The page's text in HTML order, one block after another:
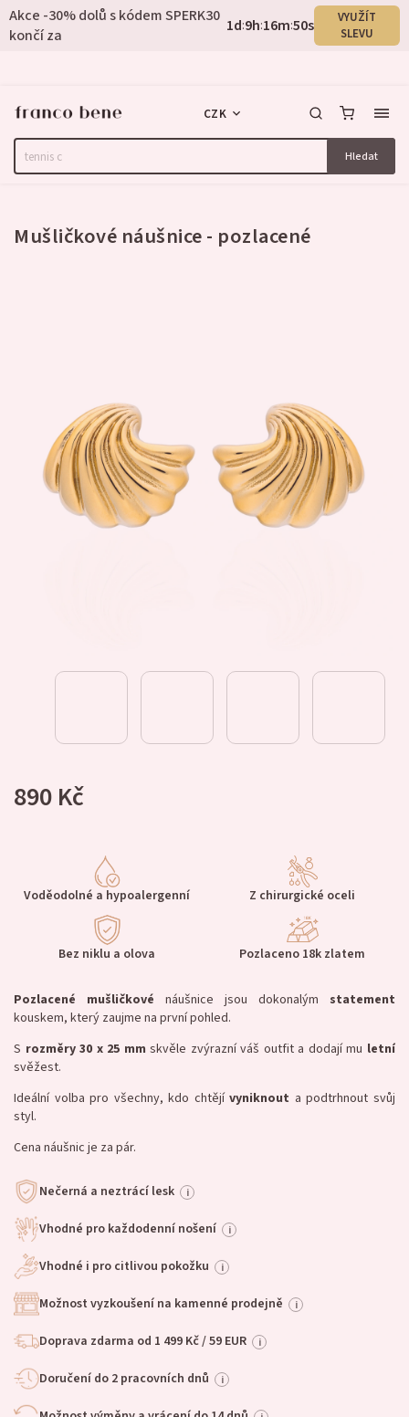
Akce -30% dolů s kódem SPERK30
končí za
1d:9h:16m:50s
VYUŽÍT
SLEVU
Hledat
CZK
Neohodnoceno
Mušličkové náušnice - pozlacené
890 Kč
Voděodolné a hypoalergenní Z chirurgické oceli
Bez niklu a olova Pozlaceno 18k zlatem
Pozlacené mušličkové náušnice jsou dokonalým statement
kouskem, který zaujme na první pohled.
S rozměry 30 x 25 mm skvěle zvýrazní váš outfit a dodají mu letní
svěžest.
Ideální volba pro všechny, kdo chtějívyniknout a podtrhnout svůj
styl.
Cena náušnic je za pár.
Nečerná a neztrácí lesk i
Vhodné pro každodenní nošení i
Vhodné i pro citlivou pokožku i
Možnost vyzkoušení na kamenné prodejně i
Doprava zdarma od 1 499 Kč / 59 EUR i
Doručení do 2 pracovních dnů i